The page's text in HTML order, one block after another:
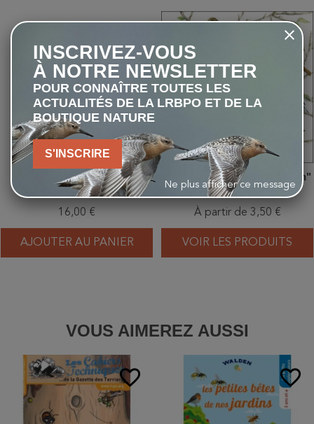
Mangeoire plateau à
suspendre Nantes
16,00 €
AJOUTER AU PANIER
favorite_border
Serviettes "Oiseaux du jardin"
- Table ou Cocktail
À partir de 3,50 €
VOIR LES PRODUITS
VOUS AIMEREZ AUSSI
favorite_border favorite_border
INSCRIVEZ-VOUS
À NOTRE NEWSLETTER
POUR CONNAÎTRE TOUTES LES
ACTUALITÉS DE LA LRBPO ET DE LA
BOUTIQUE NATURE
S'INSCRIRE
Ne plus afficher ce message